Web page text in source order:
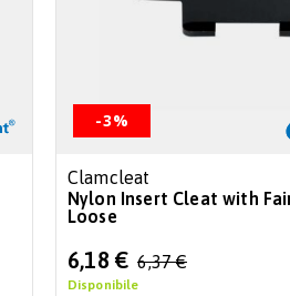
-3%
Clamcleat
Nylon Insert Cleat with
Loose
Special
Price
6,18 € 6,37 €
Disponibile